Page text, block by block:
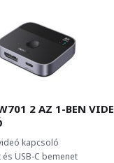
2 AZ 1-BEN
kapcsoló
USB-C bemenet